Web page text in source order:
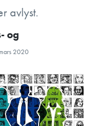
avlyst.
og
2020